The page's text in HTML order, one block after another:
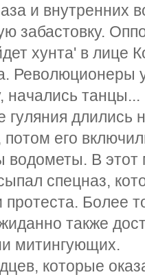
и внутренних
забастовку.
хунта' в лице
Революционеры
начались танцы...
длились
потом его
водометы. В этот
спецназ,
протеста. Более
также
митингующих.
которые